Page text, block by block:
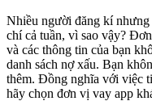
Nhiều người đăng kí
chí cả tuần, vì sao vậy?
và các thông tin của bạn
danh sách nợ xấu. Bạn
thêm. Đồng nghĩa với việc
hãy chọn đơn vị vay app